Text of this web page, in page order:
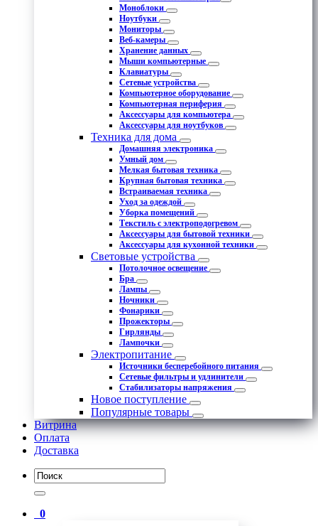
Моноблоки
Ноутбуки
Мониторы
Веб-камеры
Хранение данных
Мыши компьютерные
Клавиатуры
Сетевые устройства
Компьютерное оборудование
Компьютерная периферия
Аксессуары для компьютера
Аксессуары для ноутбуков
Техника для дома
Домашняя электроника
Умный дом
Мелкая бытовая техника
Крупная бытовая техника
Встраиваемая техника
Уход за одеждой
Уборка помещений
Текстиль с электроподогревом
Аксессуары для бытовой техники
Аксессуары для кухонной техники
Световые устройства
Потолочное освещение
Бра
Лампы
Ночники
Фонарики
Прожекторы
Гирлянды
Лампочки
Электропитание
Источники бесперебойного питания
Сетевые фильтры и удлинители
Стабилизаторы напряжения
Новое поступление
Популярные товары
Витрина
Оплата
Доставка
0